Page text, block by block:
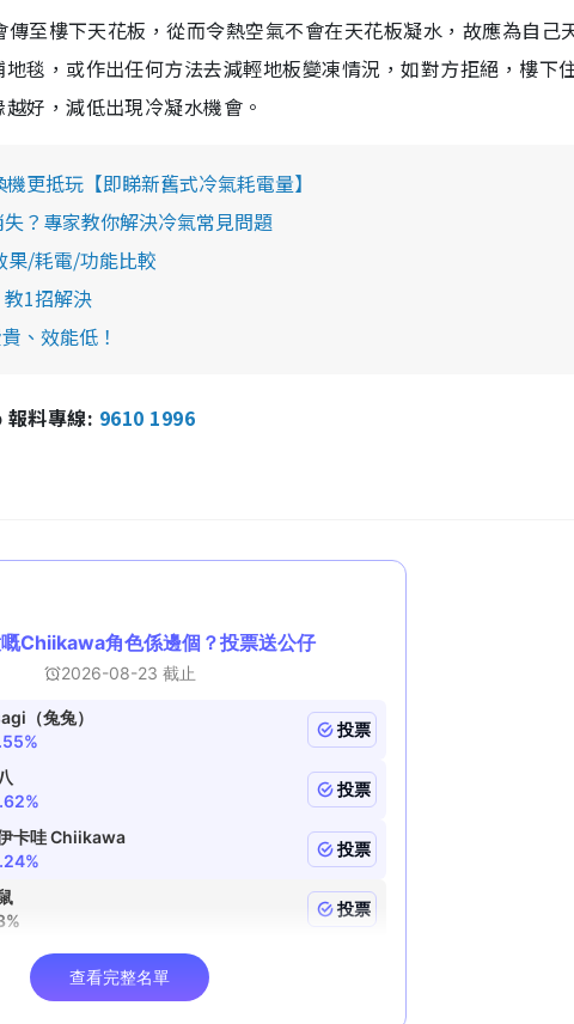
至樓下天花板，從而令熱空氣不會在天花板凝水，故應為自己
毯，或作出任何方法去減輕地板變凍情況，如對方拒絕，樓下
好，減低出現冷凝水機會。
更抵玩【即睇新舊式冷氣耗電量】
？專家教你解決冷氣常見問題
果/耗電/功能比較
1招解決
、效能低！
料專線: 9610 1996